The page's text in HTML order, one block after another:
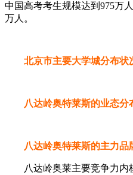
中国高考考生规模达到975万
万人。
北京市主要大学城分布状
八达岭奥特莱斯的业态分
八达岭奥特莱斯的主力品
八达岭奥莱主要竞争力内